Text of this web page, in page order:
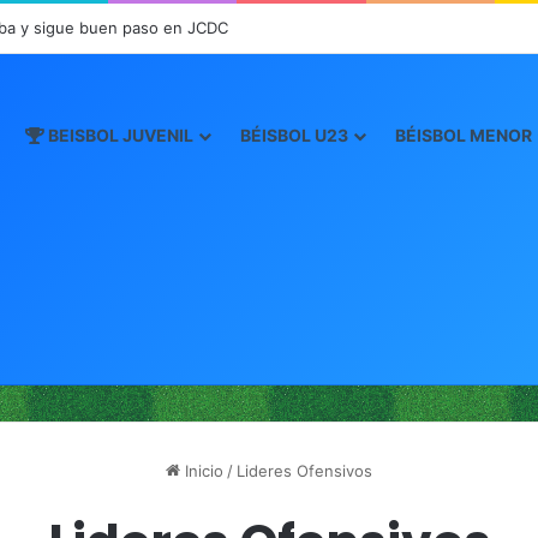
el Inicio de la “Súper Ronda”
BEISBOL JUVENIL BÉISBOL U23 BÉISBOL MENOR
Inicio / Lideres Ofensivos